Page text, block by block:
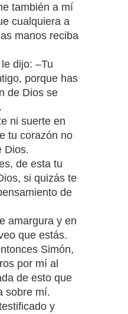
también a mí
cualquiera a
manos reciba
dijo: –Tu
porque has
de Dios se
ni suerte en
tu corazón no
Dios.
de esta tu
si quizás te
de
amargura y en
que estás.
Simón,
por mí al
de esto que
sobre mí.
y